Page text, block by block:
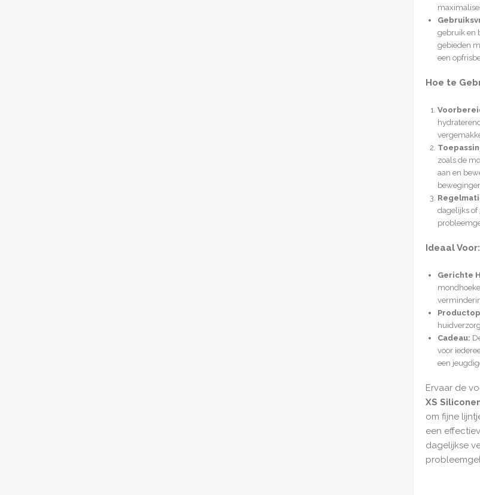
gebruik en
gebieden
een
Hoe te
zoals de
aan en
dagelijks of
Ideaal Voor:
Gerichte
Cadeau:
voor
een
Ervaar de
XS
om fijne
een
dagelijkse